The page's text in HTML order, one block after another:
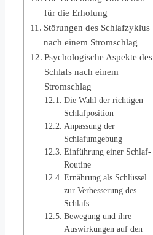
für die Erholung
Störungen des Schlafzyklus
nach einem Stromschlag
Psychologische Aspekte des
Schlafs nach einem
Stromschlag
Die Wahl der richtigen
Schlafposition
Anpassung der
Schlafumgebung
Einführung einer Schlaf-
Routine
Ernährung als Schlüssel
zur Verbesserung des
Schlafs
Bewegung und ihre
Auswirkungen auf den